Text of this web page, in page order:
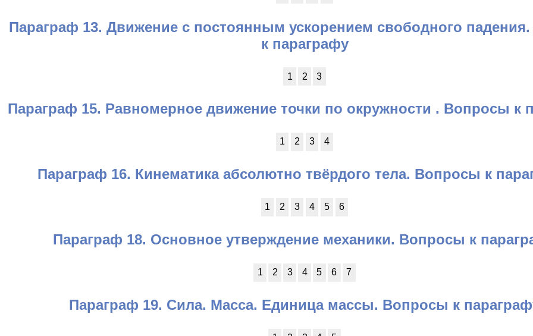
Параграф 13. Движение с постоянным ускорением свободного
к параграфу
1 2 3
Параграф 15. Равномерное движение точки по окружности . Вопросы к
1 2 3 4
Параграф 16. Кинематика абсолютно твёрдого тела. Вопросы к
1 2 3 4 5 6
Параграф 18. Основное утверждение механики. Вопросы к
1 2 3 4 5 6 7
Параграф 19. Сила. Масса. Единица массы. Вопросы к